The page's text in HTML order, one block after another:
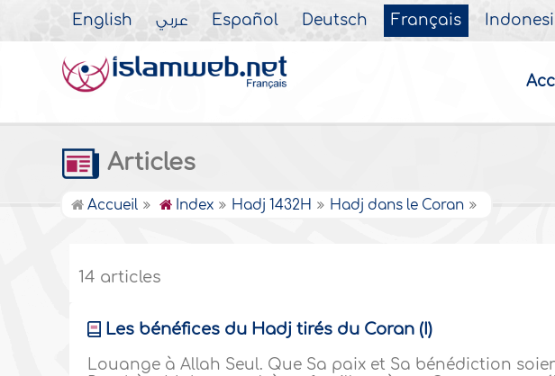
English عربي Español Deutsch Français
Articles
Accueil Index Hadj 1432H Hadj dans le Coran
14 articles
Les bénéfices du Hadj tirés du Coran (I)
Louange à Allah Seul. Que Sa paix et Sa bénédiction